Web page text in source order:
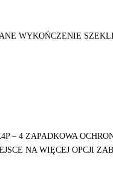
WYKOŃCZENIE SZEKLI
– 4 ZAPADKOWA
NA WIĘCEJ OPCJI